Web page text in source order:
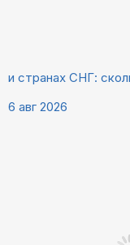
и странах СНГ:
6 авг 2026